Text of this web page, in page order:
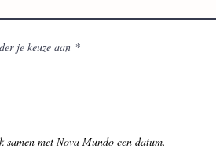
je keuze aan *V
met Nova Mundo een datum.